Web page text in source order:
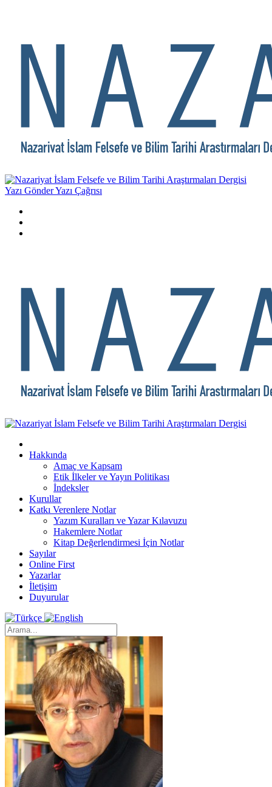
Yazı GönderYazı Çağrısı
Hakkında
Amaç ve Kapsam
Etik İlkeler ve Yayın Politikası
İndeksler
Kurullar
Katkı Verenlere Notlar
Yazım Kuralları ve Yazar Kılavuzu
Hakemlere Notlar
Kitap Değerlendirmesi İçin Notlar
Sayılar
Online First
Yazarlar
İletişim
Duyurular